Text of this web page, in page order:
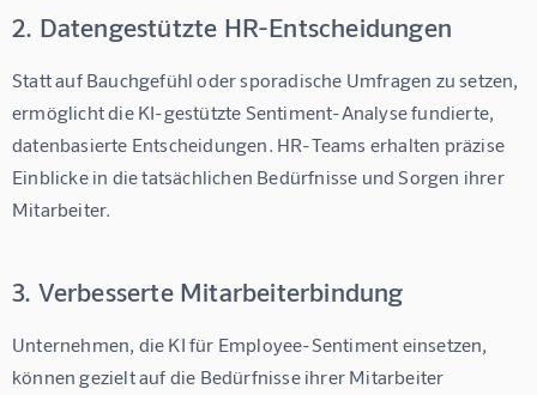
2. Datengestützte HR-Entscheidungen
Statt auf Bauchgefühl oder sporadische Umfragen zu setzen,
ermöglicht die KI-gestützte Sentiment-Analyse fundierte,
datenbasierte Entscheidungen. HR-Teams erhalten präzise
Einblicke in die tatsächlichen Bedürfnisse und Sorgen ihrer
Mitarbeiter.
3. Verbesserte Mitarbeiterbindung
Unternehmen, die KI für Employee-Sentiment einsetzen,
können gezielt auf die Bedürfnisse ihrer Mitarbeiter